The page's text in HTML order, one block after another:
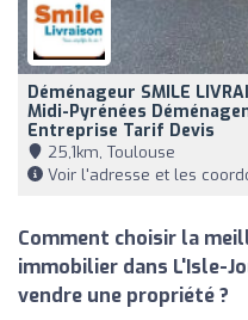
Déménageur SMILE
Midi-Pyrénées
Entreprise Tarif Devis
25,1km, Toulouse
Voir l'adresse et les
Comment choisir la
immobilier dans L'Isle-
vendre une propriété ?